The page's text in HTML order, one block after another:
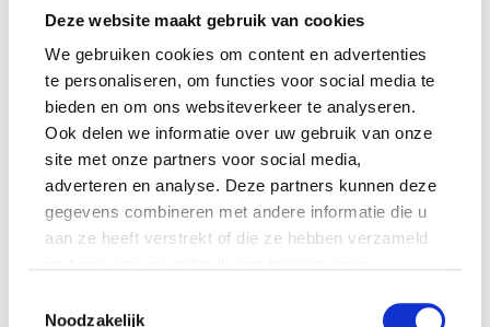
Deze website maakt gebruik van cookies
We gebruiken cookies om content en advertenties
te personaliseren, om functies voor social media te
bieden en om ons websiteverkeer te analyseren.
Ook delen we informatie over uw gebruik van onze
site met onze partners voor social media,
adverteren en analyse. Deze partners kunnen deze
gegevens combineren met andere informatie die u
aan ze heeft verstrekt of die ze hebben verzameld
Noodzakelijk
MAMA THIRZA VLOG: OP
VAKANTIE & TWEE ZIEKE
KINDEREN
MAMA CARMEN VLOG:
SCHOLEN ZIJN WEER
BEGONNEN & TANDEN BLEKEN